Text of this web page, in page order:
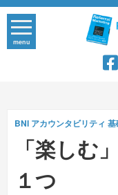
Skip
content
menu
BNI アカウンタビリティ 基
「楽しむ
１つ